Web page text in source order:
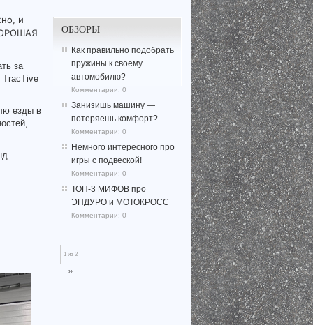
и
за
TracTive
езды в
ОБЗОРЫ
Как правильно подобрать
пружины к своему
автомобилю?
Комментарии: 0
Занизишь машину —
потеряешь комфорт?
Комментарии: 0
Немного интересного про
игры с подвеской!
Комментарии: 0
ТОП-3 МИФОВ про
ЭНДУРО и МОТОКРОСС
Комментарии: 0
1 из 2
››